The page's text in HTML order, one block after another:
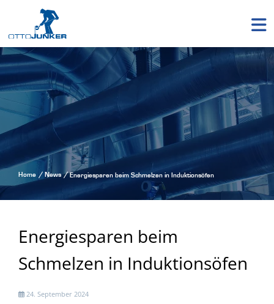
Home News Energiesparen beim Schmelzen in Induktionsöfen
Energiesparen beim
Schmelzen in Induktionsöfen
24. September 2024